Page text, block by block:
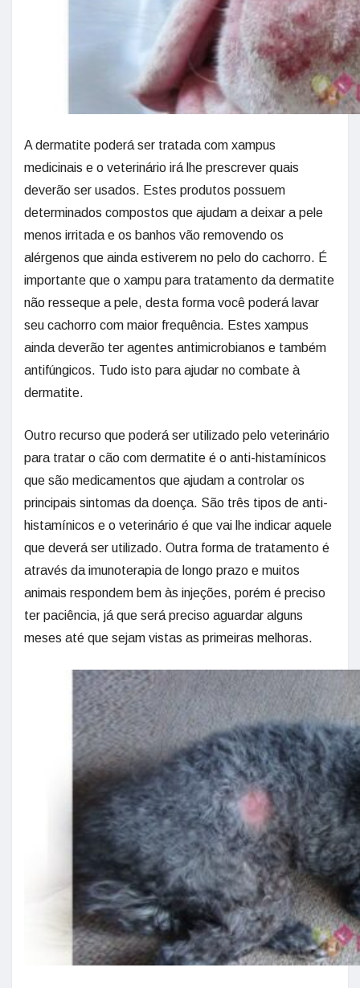
A dermatite poderá ser tratada com xampus
medicinais e o veterinário irá lhe prescrever quais
deverão ser usados. Estes produtos possuem
determinados compostos que ajudam a deixar a pele
menos irritada e os banhos vão removendo os
alérgenos que ainda estiverem no pelo do cachorro. É
importante que o xampu para tratamento da dermatite
não resseque a pele, desta forma você poderá lavar
seu cachorro com maior frequência. Estes xampus
ainda deverão ter agentes antimicrobianos e também
antifúngicos. Tudo isto para ajudar no combate à
dermatite.
Outro recurso que poderá ser utilizado pelo veterinário
para tratar o cão com dermatite é o anti-histamínicos
que são medicamentos que ajudam a controlar os
principais sintomas da doença. São três tipos de anti-
histamínicos e o veterinário é que vai lhe indicar aquele
que deverá ser utilizado. Outra forma de tratamento é
através da imunoterapia de longo prazo e muitos
animais respondem bem às injeções, porém é preciso
ter paciência, já que será preciso aguardar alguns
meses até que sejam vistas as primeiras melhoras.